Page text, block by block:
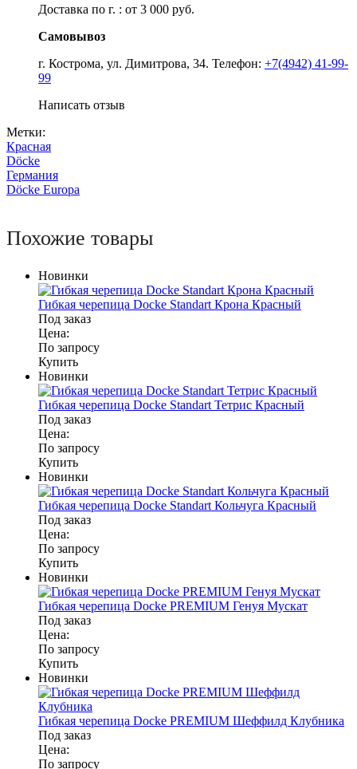
Доставка по г. : от 3 000 руб.
Самовывоз
г. Кострома, ул. Димитрова, 34. Телефон: +7(4942) 41-99-
99
Написать отзыв
Метки:
Красная
Döcke
Германия
Döcke Europa
Похожие товары
Новинки
Гибкая черепица Docke Standart Крона Красный
Под заказ
Цена:
По запросу
Купить
Новинки
Гибкая черепица Docke Standart Тетрис Красный
Под заказ
Цена:
По запросу
Купить
Новинки
Гибкая черепица Docke Standart Кольчуга Красный
Под заказ
Цена:
По запросу
Купить
Новинки
Гибкая черепица Docke PREMIUM Генуя Мускат
Под заказ
Цена:
По запросу
Купить
Новинки
Гибкая черепица Docke PREMIUM Шеффилд Клубника
Под заказ
Цена:
По запросу